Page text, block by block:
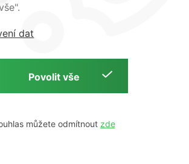
dat
můžete odmítnout